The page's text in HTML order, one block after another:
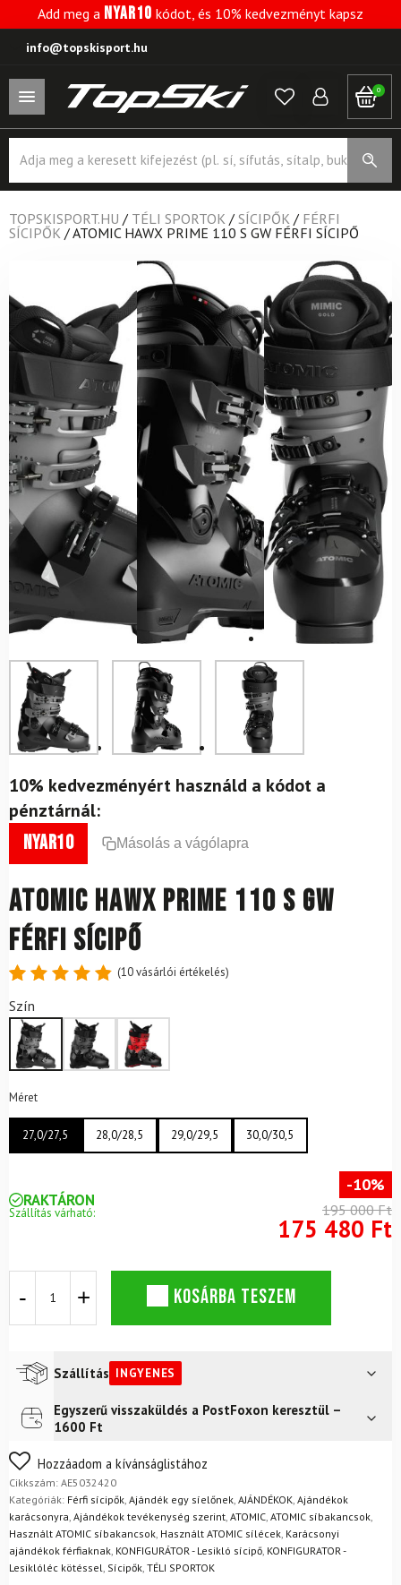
Add meg a NYAR10 kódot, és 10% kedvezményt kapsz
info@topskisport.hu
0
search
TOPSKISPORT.HU / TÉLI SPORTOK / SÍCIPŐK / FÉRFI
SÍCIPŐK /ATOMIC HAWX PRIME 110 S GW FÉRFI SÍCIPŐ
10% kedvezményért használd a kódot a
pénztárnál:
nyar10 Másolás a vágólapra
ATOMIC Hawx Prime 110 S GW
férfi sícipő
4.9
ből,
értékelés
alapján
(10vásárlói értékelés)
Szín
Méret
27,0/27,5 28,0/28,5 29,0/29,5 30,0/30,5
RAKTÁRON
Szállítás várható:
-10%
195 000 Ft
175 480 Ft
Hawx
GW
sícipő
mennyiség
KOSÁRBA TESZEM
Szállítás INGYENES
Futár a címreIngyenes
FoxPost
Egyszerű visszaküldés a PostFoxon keresztül –
1600 Ft
Nem biztos a választásában? Semmi gond – a terméket
egyszerűen visszaküldheti 14 napon belül, indoklás nélkül.
Mik a visszaküldés feltételei?
Hozzáadom a kívánságlistához
Cikkszám: AE5032420
Kategóriák: Férfi sícipők Ajándék egy síelőnek AJÁNDÉKOK Ajándékok
karácsonyra Ajándékok tevékenység szerint ATOMIC ATOMIC síbakancsok
Használt ATOMIC síbakancsok Használt ATOMIC sílécek Karácsonyi
ajándékok férfiaknak KONFIGURÁTOR - Lesikló sícipő KONFIGURATOR -
Lesiklóléc kötéssel Sícipők TÉLI SPORTOK